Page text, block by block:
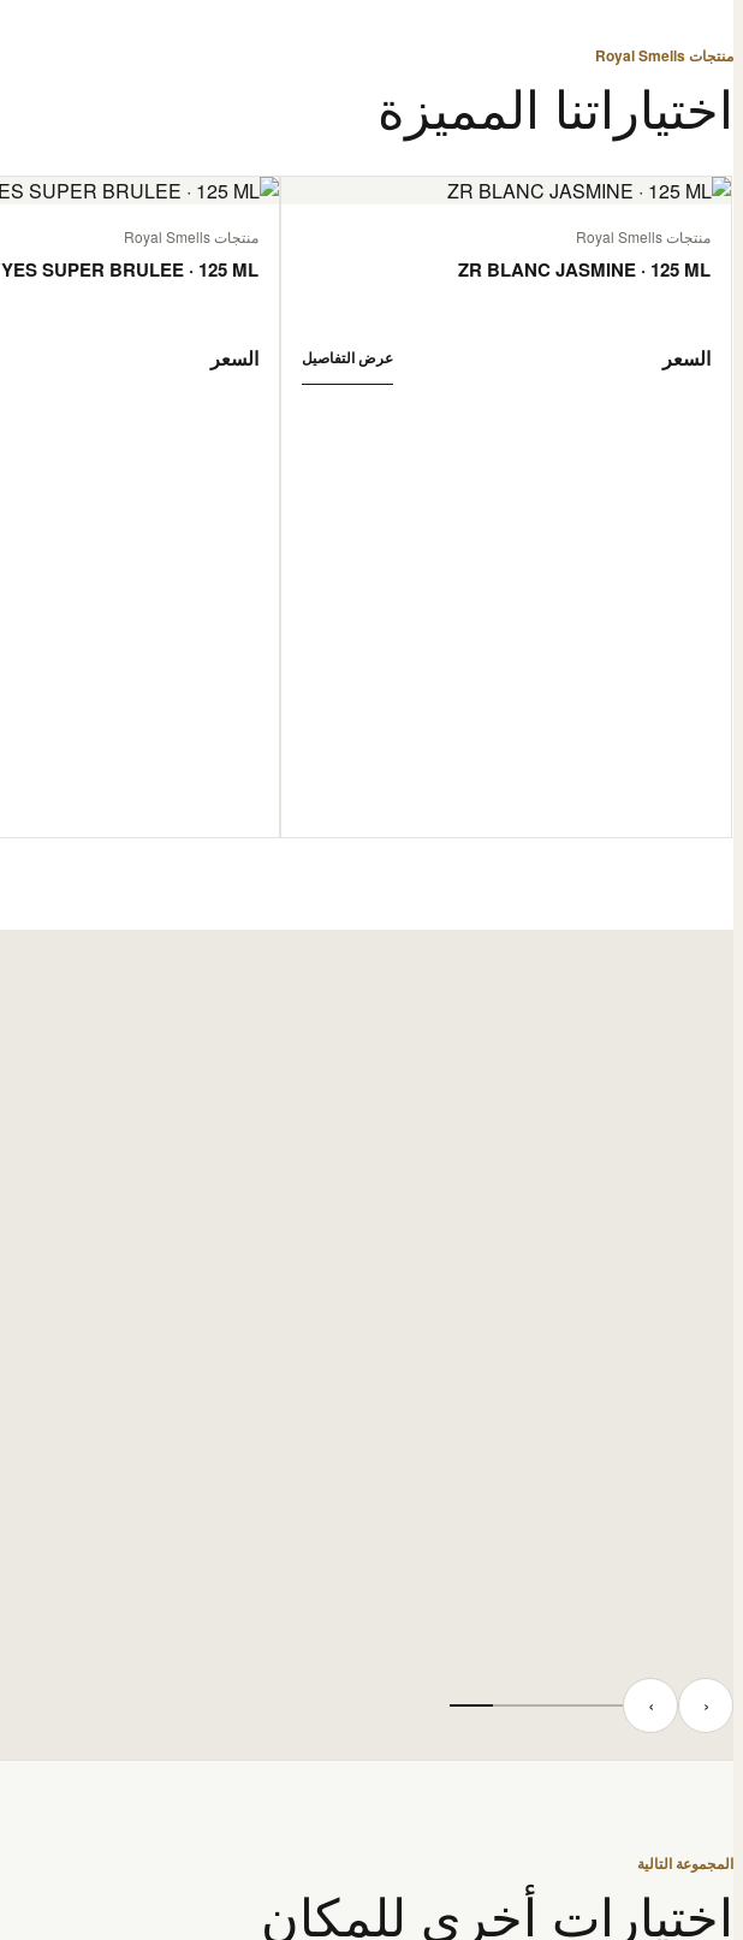
منتجات Royal Smells
اختياراتنا المميزة
منتجات Royal Smells
ZR BLANC JASMINE · 125 ML
السعر عرض التفاصيل
منتجات Royal Smells
YES SUPER BRULEE · 125 ML
السعر
‹ ›
المجموعة التالية
اختيارات أخرى للمكان